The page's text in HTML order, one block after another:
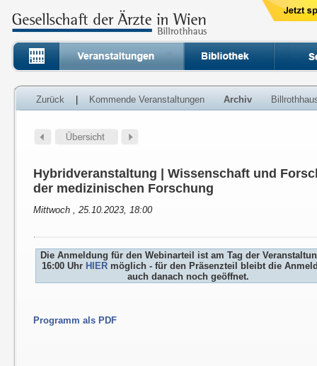
Zurück Kommende Veranstaltungen Archiv
Hybridveranstaltung | Wissenschaft und
der medizinischen Forschung
Mittwoch , 25.10.2023, 18:00
Die Anmeldung für den Webinarteil ist am Tag der
16:00 Uhr HIER möglich - für den Präsenzteil bleibt die
auch danach noch geöffnet.
Programm als PDF